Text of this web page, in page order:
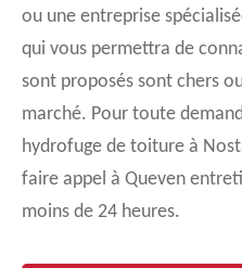
ou une entreprise
qui vous permettra de
sont proposés sont chers
marché. Pour toute
hydrofuge de toiture à
faire appel à Queven
moins de 24 heures.